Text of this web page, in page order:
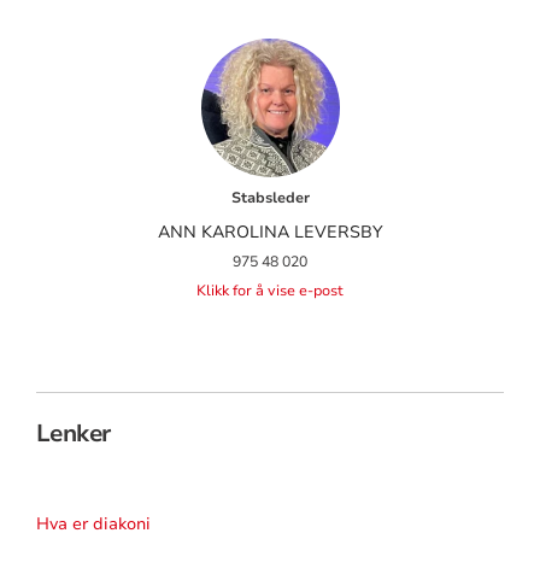
Stabsleder
ANN KAROLINA LEVERSBY
975 48 020
Klikk for å vise e-post
Lenker
Hva er diakoni